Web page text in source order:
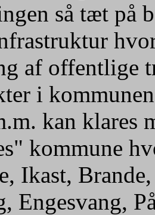
så tæt på
af offentlige
i
kan klares
kommune
Ikast,
Engesvang,